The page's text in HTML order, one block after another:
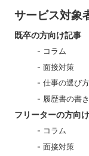
サービス対象
既卒の方向け記事
コラム
面接対策
仕事の選び方
履歴書の書
フリーターの方向
コラム
面接対策